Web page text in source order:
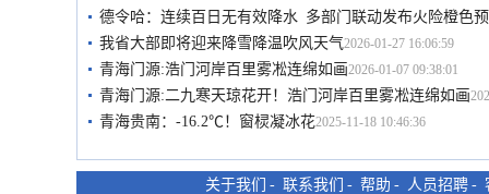
德令哈：连续百日无有效降水 多部门联动发布火险橙色
我省大部即将迎来降雪降温吹风天气2026-01-27 16:06:59
青海门源:浩门河岸百里雾凇连绵如画2026-01-07 09:38:01
青海门源:二九寒天琼花开！浩门河岸百里雾凇连绵如画
青海贵南：-16.2℃！窗棂凝冰花2025-11-18 10:46:36
关于我们 - 联系我们 - 帮助 - 人员招聘 -